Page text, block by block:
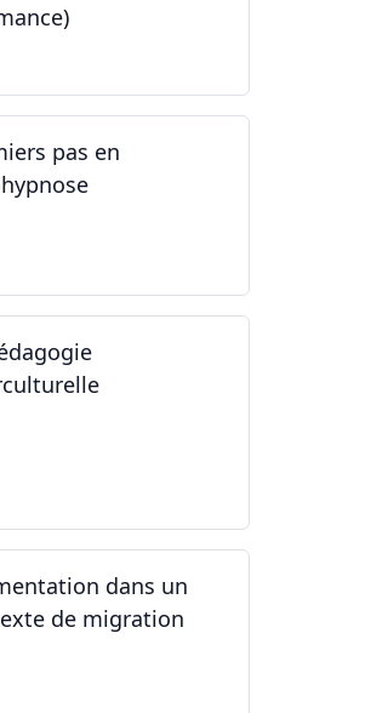
pas en
dans un
de migration